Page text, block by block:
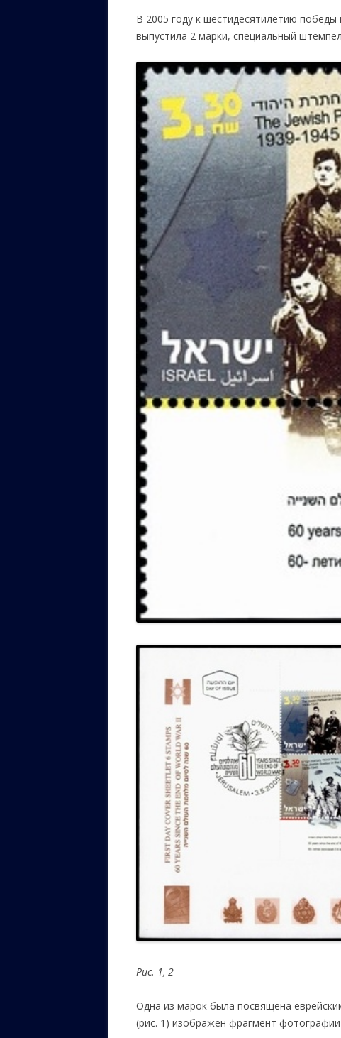
В 2005 году к шестидесятилетию
выпустила 2 марки, специальный
Рис. 1, 2
Одна из марок была посвящена
(рис. 1) изображен фрагмент фотографии